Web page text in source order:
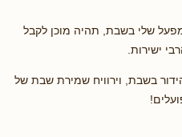
שלי בשבת, תהיה מוכן לקבל
ישירות.
בשבת, וירוויח שמירת שבת של